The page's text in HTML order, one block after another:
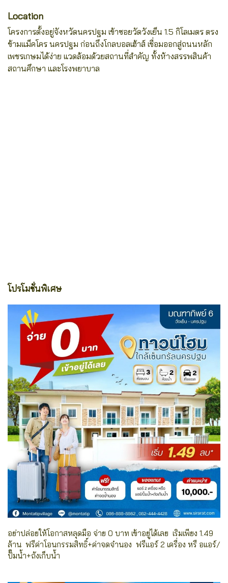
Location
โครงการตั้งอยู่จังหวัดนครปฐม เข้าซอยวัดวังเย็น 1.5 กิโลเมตร ตรง
ข้ามแม็คโคร นครปฐม ก่อนถึงโกลบอลเฮ้าส์ เชื่อมออกสู่ถนนหลัก
เพชรเกษมได้ง่าย แวดล้อมด้วยสถานที่สำคัญ ทั้งห้างสรรพสินค้า
สถานศึกษา และโรงพยาบาล
โปรโมชั่นพิเศษ
อย่าปล่อยให้โอกาสหลุดมือ จ่าย 0 บาท เข้าอยู่ได้เลย เริ่มเพียง 1.49
ล้าน ฟรีค่าโอนกรรมสิทธิ์+ค่าจดจำนอง ฟรีแอร์ 2 เครื่อง หรื อแอร์/
ปั๊มน้ำ+ถังเก็บน้ำ